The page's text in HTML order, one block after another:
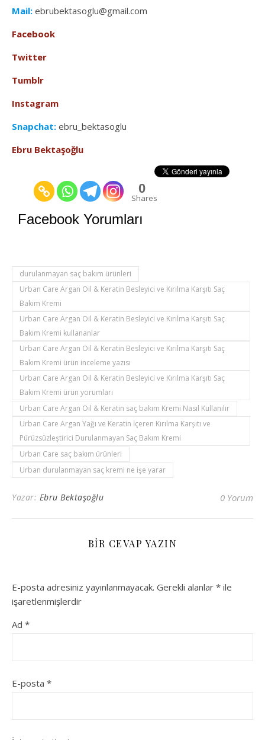
Mail: ebrubektasoglu@gmail.com
Facebook
Twitter
Tumblr
Instagram
Snapchat: ebru_bektasoglu
Ebru Bektaşoğlu
0
Shares
Facebook Yorumları
durulanmayan saç bakım ürünleri
Urban Care Argan Oil & Keratin Besleyici ve Kırılma Karşıtı Saç
Bakım Kremi
Urban Care Argan Oil & Keratin Besleyici ve Kırılma Karşıtı Saç
Bakım Kremi kullananlar
Urban Care Argan Oil & Keratin Besleyici ve Kırılma Karşıtı Saç
Bakım Kremi ürün inceleme yazısı
Urban Care Argan Oil & Keratin Besleyici ve Kırılma Karşıtı Saç
Bakım Kremi ürün yorumları
Urban Care Argan Oil & Keratin saç bakım Kremi Nasıl Kullanılır
Urban Care Argan Yağı ve Keratin İçeren Kırılma Karşıtı ve
Pürüzsüzleştirici Durulanmayan Saç Bakım Kremi
Urban Care saç bakım ürünleri
Urban durulanmayan saç kremi ne işe yarar
Yazar: Ebru Bektaşoğlu 0 Yorum
BIR CEVAP YAZIN
E-posta adresiniz yayınlanmayacak. Gerekli alanlar * ile
işaretlenmişlerdir
Ad *
E-posta *